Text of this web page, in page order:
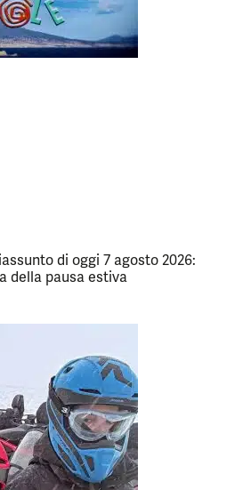
di oggi 7 agosto 2026:
della pausa estiva